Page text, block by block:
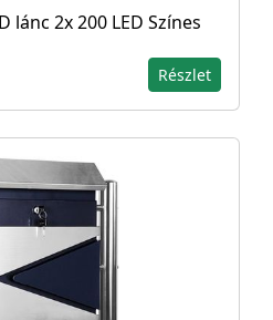
lánc 2x 200 LED Színes
Részlet